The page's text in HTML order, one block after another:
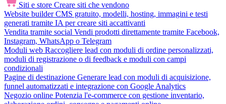
Siti e store Creare siti che vendono
Website builder CMS gratuito, modelli, hosting, immagini e testi
generati tramite IA per creare siti accattivanti
Vendita tramite social Vendi prodotti direttamente tramite Facebook,
Instagram, WhatsApp o Telegram
Moduli web Raccogliere lead con moduli di ordine personalizzati,
moduli di registrazione o di feedback e moduli con campi
condizionali
Pagine di destinazione Generare lead con moduli di acquisizione,
funnel automatizzati e integrazione con Google Analytics
Negozio online Potenzia l'e-commerce con gestione inventario,